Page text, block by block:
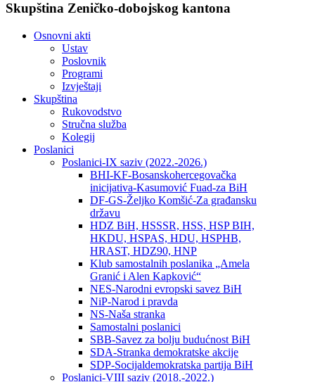
Skupština Zeničko-dobojskog kantona
Osnovni akti
Ustav
Poslovnik
Programi
Izvještaji
Skupština
Rukovodstvo
Stručna služba
Kolegij
Poslanici
Poslanici-IX saziv (2022.-2026.)
BHI-KF-Bosanskohercegovačka
inicijativa-Kasumović Fuad-za BiH
DF-GS-Željko Komšić-Za građansku
državu
HDZ BiH, HSSSR, HSS, HSP BIH,
HKDU, HSPAS, HDU, HSPHB,
HRAST, HDZ90, HNP
Klub samostalnih poslanika „Amela
Granić i Alen Kapković“
NES-Narodni evropski savez BiH
NiP-Narod i pravda
NS-Naša stranka
Samostalni poslanici
SBB-Savez za bolju budućnost BiH
SDA-Stranka demokratske akcije
SDP-Socijaldemokratska partija BiH
Poslanici-VIII saziv (2018.-2022.)